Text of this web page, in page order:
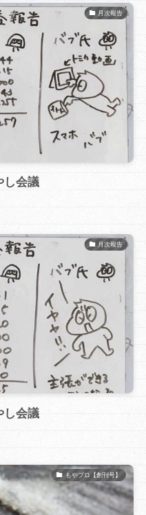
月次報告
し会議
月次報告
し会議
もやブロ【創刊号】